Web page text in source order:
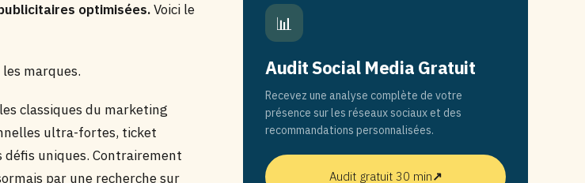
optimisées.Voici le
marques.
classiques du marketing
ultra-fortes, ticket
défis uniques. Contrairement
par une recherche sur
📊
Audit Social Media Gratuit
Recevez une analyse complète de votre
présence sur les réseaux sociaux et des
recommandations personnalisées.
Audit gratuit 30 min↗